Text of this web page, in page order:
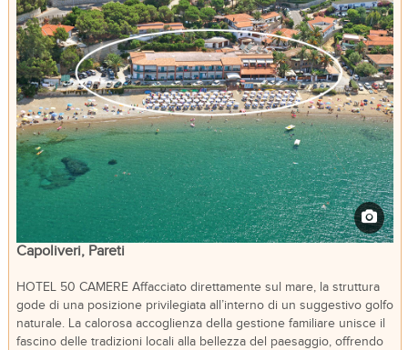
Capoliveri, Pareti
HOTEL 50 CAMERE Affacciato direttamente sul mare, la struttura
gode di una posizione privilegiata all’interno di un suggestivo golfo
naturale. La calorosa accoglienza della gestione familiare unisce il
fascino delle tradizioni locali alla bellezza del paesaggio, offrendo